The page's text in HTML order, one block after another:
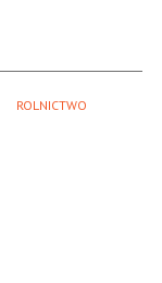
ROLNICTWO